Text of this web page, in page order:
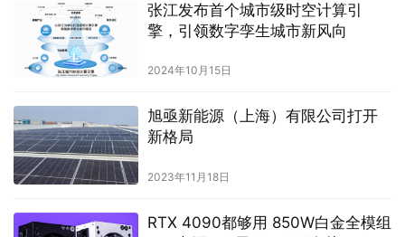
张江发布首个城市级时空计算引
擎，引领数字孪生城市新风向
2024年10月15日
旭亟新能源（上海）有限公司打开
新格局
2023年11月18日
RTX 4090都够用 850W白金全模组